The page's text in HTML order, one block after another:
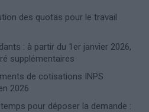
des quotas pour le travail
: à partir du 1er janvier 2026,
supplémentaires
de cotisations INPS
2026
pour déposer la demande :